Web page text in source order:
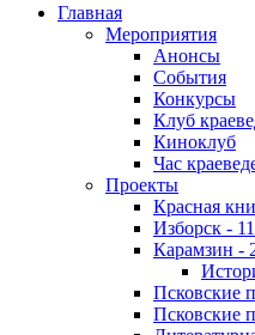
Главная
Мероприятия
Анонсы
События
Конкурсы
Клуб
Киноклуб
Час
Проекты
Красная
Изборск -
Карамзин -
Псковские
Псковские